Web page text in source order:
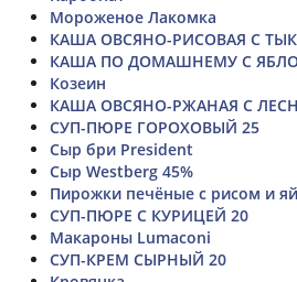
Мороженое Лакомка
КАША ОВСЯНО-РИСОВАЯ С
КАША ПО ДОМАШНЕМУ С
Козеин
КАША ОВСЯНО-РЖАНАЯ С
СУП-ПЮРЕ ГОРОХОВЫЙ 25
Сыр бри President
Сыр Westberg 45%
Пирожки печёные с рисом и
СУП-ПЮРЕ С КУРИЦЕЙ 20
Макароны Lumaconi
СУП-КРЕМ СЫРНЫЙ 20